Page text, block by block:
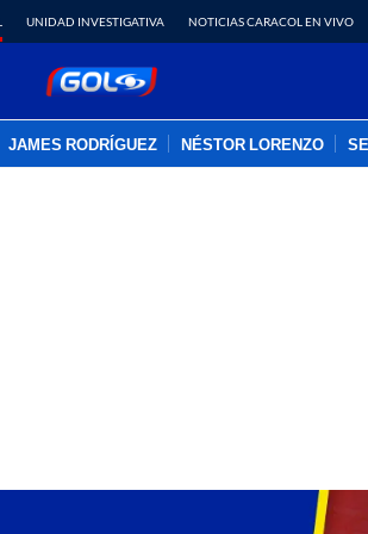
UNIDAD INVESTIGATIVA NOTICIAS CARACOL EN VIVO
JAMES RODRÍGUEZ NÉSTOR LORENZO